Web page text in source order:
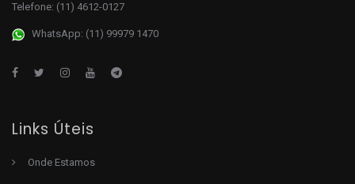
Telefone: (11) 4612-0127
WhatsApp: (11) 99979 1470
Links Úteis
Onde Estamos